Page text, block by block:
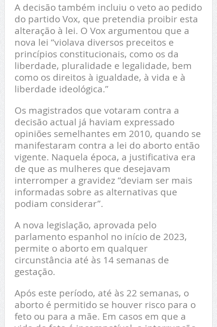
A decisão também incluiu o veto ao pedido
do partido Vox, que pretendia proibir esta
alteração à lei. O Vox argumentou que a
nova lei “violava diversos preceitos e
princípios constitucionais, como os da
liberdade, pluralidade e legalidade, bem
como os direitos à igualdade, à vida e à
liberdade ideológica.”
Os magistrados que votaram contra a
decisão actual já haviam expressado
opiniões semelhantes em 2010, quando se
manifestaram contra a lei do aborto então
vigente. Naquela época, a justificativa era
de que as mulheres que desejavam
interromper a gravidez “deviam ser mais
informadas sobre as alternativas que
podiam considerar”.
A nova legislação, aprovada pelo
parlamento espanhol no início de 2023,
permite o aborto em qualquer
circunstância até às 14 semanas de
gestação.
Após este período, até às 22 semanas, o
aborto é permitido se houver risco para o
feto ou para a mãe. Em casos em que a